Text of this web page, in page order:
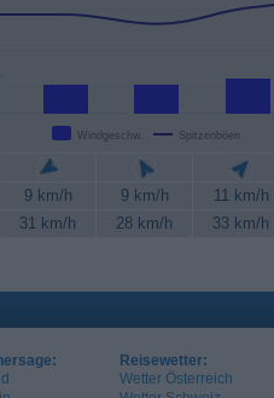
Windgeschw. Spitzenböen
9 km/h 9 km/h
11 km/h
31 km/h 28 km/h 33 km/h
Reisewetter:
Wetter Österreich